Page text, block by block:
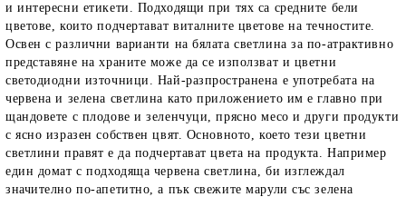
и интересни етикети. Подходящи при тях са средните бели
цветове, които подчертават виталните цветове на течностите.
Освен с различни варианти на бялата светлина за по-атрактивно
представяне на храните може да се използват и цветни
светодиодни източници. Най-разпространена е употребата на
червена и зелена светлина като приложението им е главно при
щандовете с плодове и зеленчуци, прясно месо и други продукти
с ясно изразен собствен цвят. Основното, което тези цветни
светлини правят е да подчертават цвета на продукта. Например
един домат с подходяща червена светлина, би изглеждал
значително по-апетитно, а пък свежите марули със зелена